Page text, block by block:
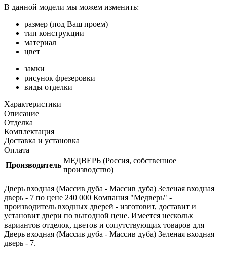
В данной модели мы можем изменить:
размер (под Ваш проем)
тип конструкции
материал
цвет
замки
рисунок фрезеровки
виды отделки
Характеристики
Описание
Отделка
Комплектация
Доставка и установка
Оплата
Производитель
МЕДВЕРЬ (Россия, собственное
производство)
Дверь входная (Массив дуба - Массив дуба) Зеленая входная
дверь - 7 по цене 240 000 Компания "Медверь" -
производитель входных дверей - изготовит, доставит и
установит двери по выгодной цене. Имеется нескольк
вариантов отделок, цветов и сопутствующих товаров для
Дверь входная (Массив дуба - Массив дуба) Зеленая входная
дверь - 7.